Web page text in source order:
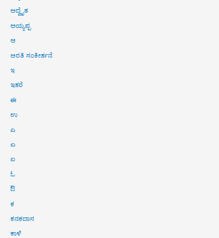
ಅದ್ವೈತ
ಅಯ್ಯಪ್ಪ
ಆ
ಆರತಿ ಸಂಕೀರ್ತನೆ
ಇ
ಇತರೆ
ಈ
ಉ
ಎ
ಏ
ಐ
ಓ
ಔ
ಕ
ಕನಕದಾಸ
ಕಾಳಿ